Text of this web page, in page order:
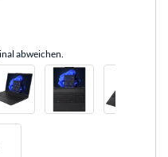
abweichen.